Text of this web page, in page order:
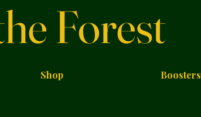
Forest
Shop Boosters